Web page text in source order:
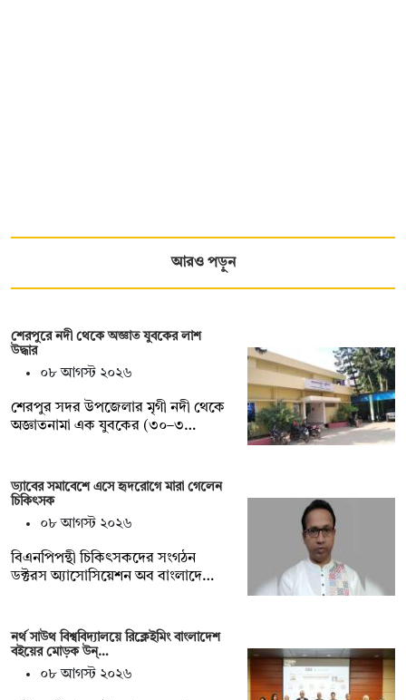
আরও পড়ুন
শেরপুরে নদী থেকে অজ্ঞাত যুবকের লাশ
উদ্ধার
০৮ আগস্ট ২০২৬
শেরপুর সদর উপজেলার মৃগী নদী থেকে
অজ্ঞাতনামা এক যুবকের (৩০–৩…
ড্যাবের সমাবেশে এসে হৃদরোগে মারা গেলেন
চিকিৎসক
০৮ আগস্ট ২০২৬
বিএনপিপন্থী চিকিৎসকদের সংগঠন
ডক্টরস অ্যাসোসিয়েশন অব বাংলাদে…
নর্থ সাউথ বিশ্ববিদ্যালয়ে রিক্লেইমিং বাংলাদেশ
বইয়ের মোড়ক উন্…
০৮ আগস্ট ২০২৬